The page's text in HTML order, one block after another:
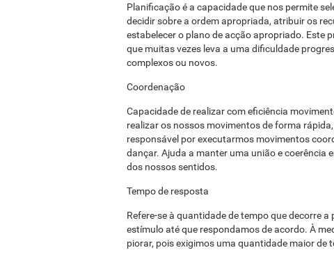
Planificação é a capacidade que nos permite
decidir sobre a ordem apropriada, atribuir os
estabelecer o plano de acção apropriado. Este
que muitas vezes leva a uma dificuldade
complexos ou novos.
Coordenação
Capacidade de realizar com eficiência
realizar os nossos movimentos de forma
responsável por executarmos movimentos
dançar. Ajuda a manter uma união e coerência
dos nossos sentidos.
Tempo de resposta
Refere-se à quantidade de tempo que decorre
estímulo até que respondamos de acordo. À
piorar, pois exigimos uma quantidade maior de